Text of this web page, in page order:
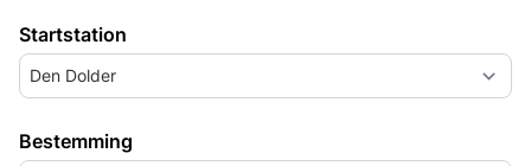
Startstation
Den Dolder
Bestemming